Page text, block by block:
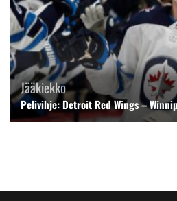
Jääkiekko
Pelivihje: Detroit Red Wings –